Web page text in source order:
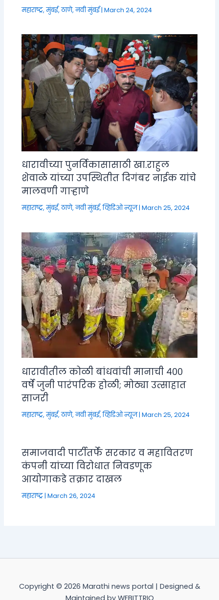
महाराष्ट्र,मुंबई, ठाणे, नवी मुंबई|March 24, 2024
धारावीच्या पुनर्विकासासाठी खा.राहुल
शेवाळे यांच्या उपस्थितीत दिगंबर नाईक यांचे
मालवणी गाऱ्हाणे
महाराष्ट्र,मुंबई, ठाणे, नवी मुंबई,व्हिडिओ न्यूज|March 25, 2024
धारावीतील कोळी बांधवांची मानाची ४००
वर्षे जुनी पारंपरिक होळी; मोठ्या उत्साहात
साजरी
महाराष्ट्र,मुंबई, ठाणे, नवी मुंबई,व्हिडिओ न्यूज|March 25, 2024
समाजवादी पार्टीतर्फे सरकार व महावितरण
कंपनी यांच्या विरोधात निवडणूक
आयोगाकडे तक्रार दाखल
महाराष्ट्र|March 26, 2024
Copyright © 2026 Marathi news portal | Designed &
Maintained by WEBITTRIO